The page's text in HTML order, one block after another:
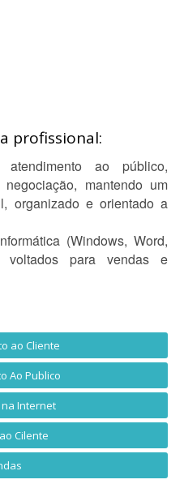
profissional:
ao público,
mantendo um
organizado e orientado a
(Windows, Word,
voltados para vendas e
ao Cliente
Ao Publico
Internet
Cilente